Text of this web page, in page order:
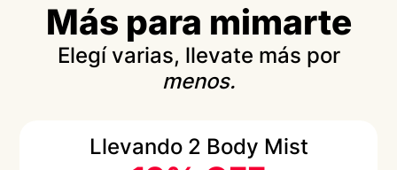
Más para mimarte
Elegí varias, llevate más por
menos.
Llevando 2 Body Mist